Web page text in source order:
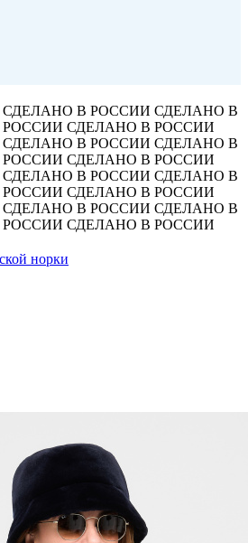
СДЕЛАНО В РОССИИ СДЕЛАНО В
СДЕЛАНО В РОССИИ
СДЕЛАНО В РОССИИ СДЕЛАНО В
СДЕЛАНО В РОССИИ
СДЕЛАНО В РОССИИ СДЕЛАНО В
СДЕЛАНО В РОССИИ
СДЕЛАНО В РОССИИ СДЕЛАНО В
СДЕЛАНО В РОССИИ
норки